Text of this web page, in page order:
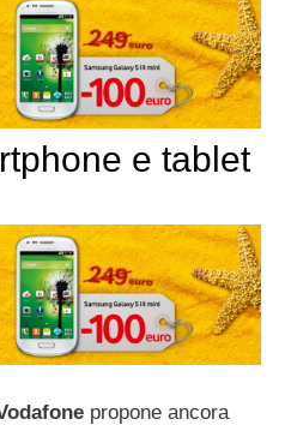
e tablet
propone ancora